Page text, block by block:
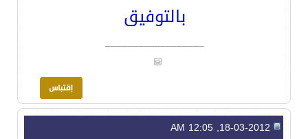
بالتوفيق
__________________